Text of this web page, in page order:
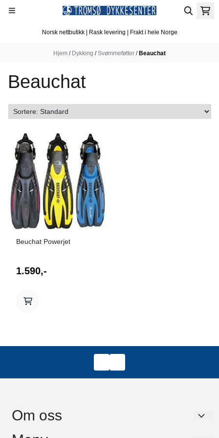
Hopp til innhold
Norsk nettbutikk | Rask levering | Frakt i hele Norge
Hjem / Dykking /Svømmeføtter /Beauchat
Beauchat
Beuchat Powerjet
1.590,-
Om oss
Dykkerservice Nord AS